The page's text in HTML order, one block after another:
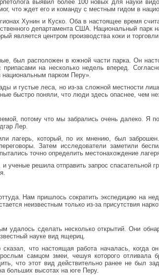
выявил более 100 новых для науки
что ждет его и команду с местным гидом в
Хунин и Куско. Оба в настоящее время
департамента США. Национальный парк
является центром производства коки и
был расположен в южной части парка. Он
на несколько недель вперед.
национальным парком Перу».
и густые леса, но из-за сложной местности
быстро поняли, что люди здесь опаснее, чем
потому что мы забрались очень далеко. Я
Лер.
лагерь, который, по их мнению, был
Затем исследователи заметили
точно определить местонахождение
ученые решила отправить запрос спасательной
Нам пришлось сократить экспедицию на
неизвестным только из-за присутствия
удалось сделать несколько открытий. Они
науке вид ящериц.
сказал, что настоящая работа началась, когда
самцом змеи, чешуя которого отливала
что этот вид действительно ранее не был
больших высотах на юге Перу.